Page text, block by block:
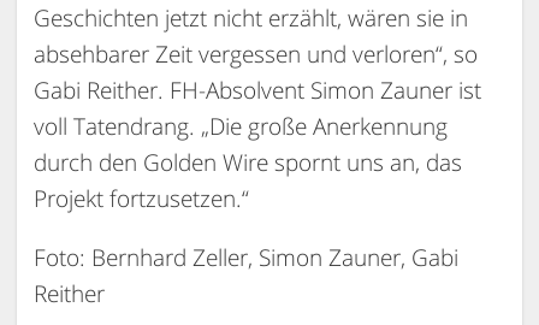
Geschichten jetzt nicht erzählt, wären sie in
absehbarer Zeit vergessen und verloren“, so
Gabi Reither. FH-Absolvent Simon Zauner ist
voll Tatendrang. „Die große Anerkennung
durch den Golden Wire spornt uns an, das
Projekt fortzusetzen.“
Foto: Bernhard Zeller, Simon Zauner, Gabi
Reither